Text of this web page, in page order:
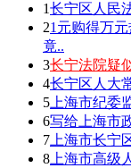
1长宁区人民
21元购得万
竟..
3长宁法院疑
4长宁区人大
5 上海市纪委
6写给上海市
7 上海市长宁
8 上海市高级